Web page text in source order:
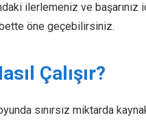
ilerlemeniz ve başarınız
öne geçebilirsiniz.
Çalışır?
sınırsız miktarda